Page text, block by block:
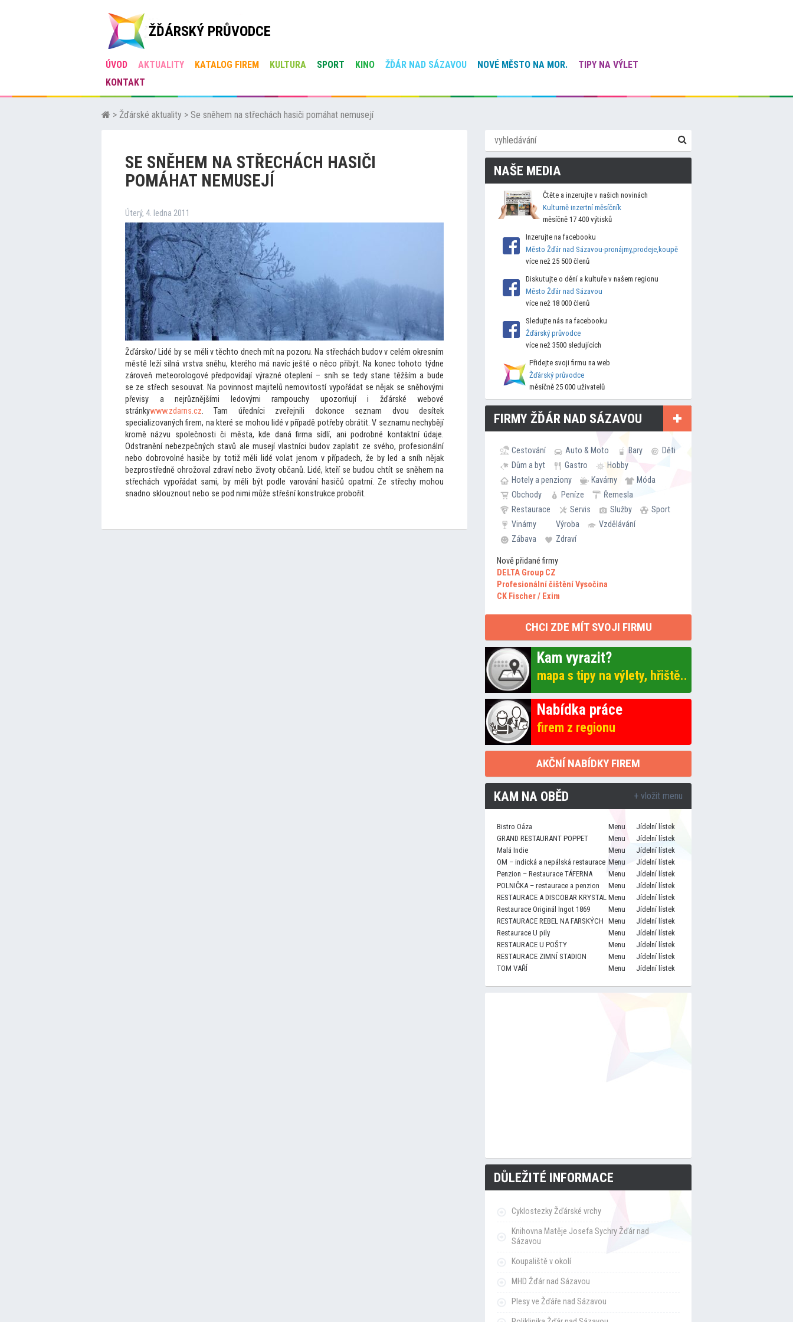
ŽĎÁRSKÝ PRŮVODCE
ÚVOD AKTUALITY KATALOG FIREM KULTURA SPORT KINO ŽĎÁR NAD SÁZAVOU NOVÉ MĚSTO NA MOR.
TIPY NA VÝLET
KONTAKT
> Žďárské aktuality > Se sněhem na střechách hasiči pomáhat nemusejí
SE SNĚHEM NA STŘECHÁCH HASIČI
POMÁHAT NEMUSEJÍ
Úterý, 4. ledna 2011
Žďársko/ Lidé by se měli v těchto dnech mít na pozoru. Na střechách budov v celém okresním
městě leží silná vrstva sněhu, kterého má navíc ještě o něco přibýt. Na konectohoto týdne
zároveň meteorologové předpovídají výrazné oteplení – sníh se tedy stane těžším a bude
se ze střech sesouvat. Na povinnost majitelů nemovitostí vypořádat se nějak se sněhovými
převisy a nejrůznějšími ledovými rampouchy upozorňují i žďárské webové
stránkywww.zdarns.cz. Tam úředníci zveřejnili dokonce seznam dvou desítek
specializovaných firem, na které se mohou lidé v případě potřeby obrátit. V seznamu nechybějí
kromě názvu společnosti či města, kde daná firma sídlí, ani podrobné kontaktní údaje.
Odstranění nebezpečných stavů ale musejí vlastníci budov zaplatit ze svého, profesionální
nebo dobrovolné hasiče by totiž měli lidé volat jenom v případech, že by led a sníh nějak
bezprostředně ohrožoval zdraví nebo životy občanů. Lidé, kteří se budou chtít se sněhem na
střechách vypořádat sami, by měli být podle varování hasičů opatrní. Ze střechy mohou
snadno sklouznout nebo se pod nimi může střešní konstrukce probořit.
NAŠE MEDIA
Čtěte a inzerujte v našich novinách
Kulturně inzertní měsíčník
měsíčně 17 400 výtisků
Inzerujte na facebooku
Město Žďár nad Sázavou-pronájmy,prodeje,koupě
více než 25 500 členů
Diskutujte o dění a kultuře v našem regionu
Město Žďár nad Sázavou
více než 18 000 členů
Sledujte nás na facebooku
Žďárský průvodce
více než 3500 sledujících
Přidejte svoji firmu na web
Žďárský průvodce
měsíčně 25 000 uživatelů
FIRMY ŽĎÁR NAD SÁZAVOU
Cestování Auto & Moto Bary
Děti
Dům a byt
Gastro
Hobby
Hotely a penziony
Kavárny
Móda
Obchody
Peníze
Řemesla
Restaurace
Servis Služby
Sport
Vinárny
Výroba
Vzdělávání
Zábava
Zdraví
Nově přidané firmy
DELTA Group CZ
Profesionální čištění Vysočina
CK Fischer / Exim
CHCI ZDE MÍT SVOJI FIRMU
Kam vyrazit?
mapa s tipy na výlety, hřiště..
Nabídka práce
firem z regionu
AKČNÍ NABÍDKY FIREM
KAM NA OBĚD + vložit menu
Bistro Oáza Menu
Jídelní lístek
GRAND RESTAURANT POPPET
Menu
Jídelní lístek
Malá Indie
Menu
Jídelní lístek
OM – indická a nepálská restaurace Menu
Jídelní lístek
Penzion – Restaurace TÁFERNA
Menu
Jídelní lístek
POLNIČKA – restaurace a penzion
Menu
Jídelní lístek
RESTAURACE A DISCOBAR KRYSTAL Menu
Jídelní lístek
Restaurace Originál Ingot 1869
Menu
Jídelní lístek
RESTAURACE REBEL NA FARSKÝCH Menu
Jídelní lístek
Restaurace U pily
Menu
Jídelní lístek
RESTAURACE U POŠTY
Menu
Jídelní lístek
RESTAURACE ZIMNÍ STADION
Menu
Jídelní lístek
TOM VAŘÍ
Menu Jídelní lístek
DŮLEŽITÉ INFORMACE
Cyklostezky Žďárské vrchy
Knihovna Matěje Josefa Sychry Žďár nad
Sázavou
Koupaliště v okolí
MHD Žďár nad Sázavou
Plesy ve Žďáře nad Sázavou